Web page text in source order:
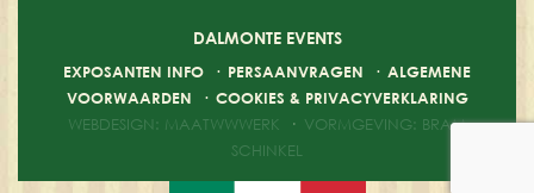
DALMONTE EVENTS
EXPOSANTEN INFO · PERSAANVRAGEN · ALGEMENE
VOORWAARDEN · COOKIES & PRIVACYVERKLARING
WEBDESIGN: MAATWWWERK
· VORMGEVING: BRAM
SCHINKEL